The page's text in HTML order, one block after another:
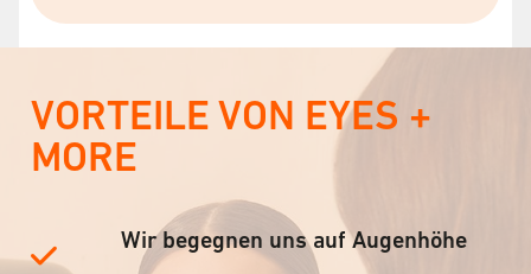
VORTEILE VON EYES +
MORE
Wir begegnen uns auf Augenhöhe